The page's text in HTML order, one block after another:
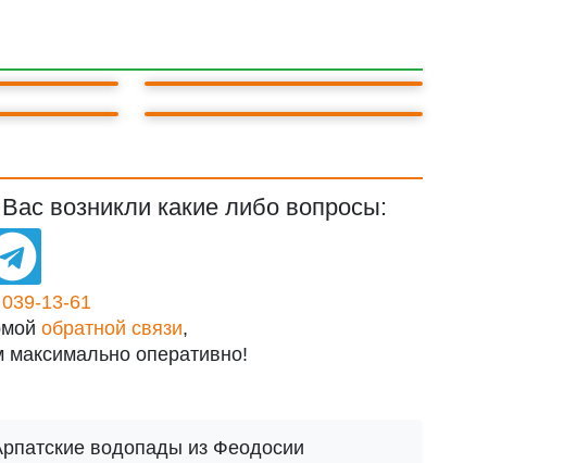
ЛАСТОЧКИНО ГНЕЗДО
возникли какие либо вопросы:
13-61
обратной связи,
оперативно!
водопады из Феодосии